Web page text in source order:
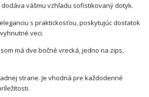
vášmu vzhľadu sofistikovaný dotyk.
s praktickosťou, poskytujúc dostatok
veci.
má dve bočné vrecká, jedno na zips,
strane. Je vhodná pre každodenné